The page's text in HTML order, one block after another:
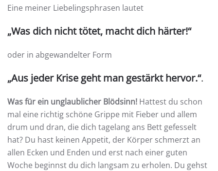
Eine meiner Liebelingsphrasen lautet
„Was dich nicht tötet, macht dich härter!“
oder in abgewandelter Form
„Aus jeder Krise geht man gestärkt hervor.“.
Was für ein unglaublicher Blödsinn! Hattest du schon
mal eine richtig schöne Grippe mit Fieber und allem
drum und dran, die dich tagelang ans Bett gefesselt
hat? Du hast keinen Appetit, der Körper schmerzt an
allen Ecken und Enden und erst nach einer guten
Woche beginnst du dich langsam zu erholen. Du gehst